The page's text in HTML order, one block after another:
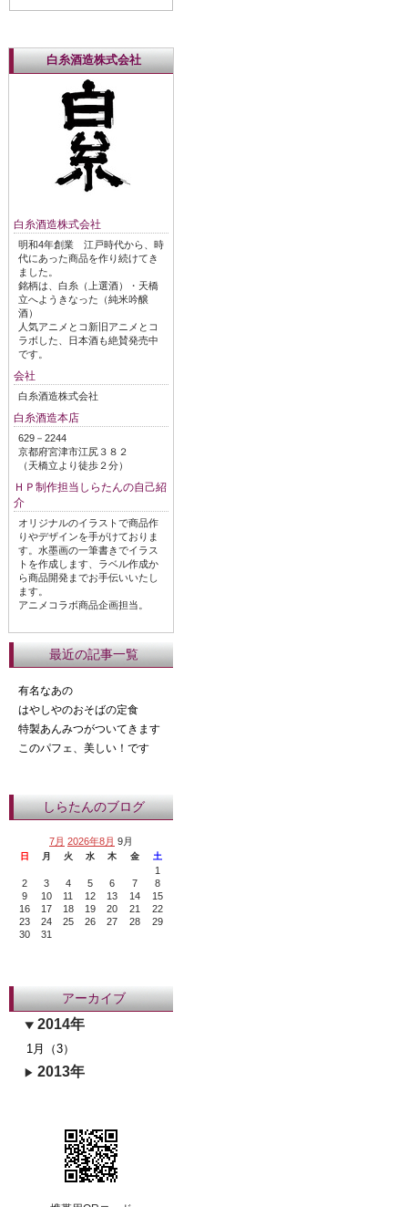
白糸酒造株式会社
白糸酒造株式会社
明和4年創業 江戸時代から、時
代にあった商品を作り続けてき
ました。
銘柄は、白糸（上選酒）・天橋
立へようきなった（純米吟醸
酒）
人気アニメとコ新旧アニメとコ
ラボした、日本酒も絶賛発売中
です。
会社
白糸酒造株式会社
白糸酒造本店
629－2244
京都府宮津市江尻３８２
（天橋立より徒歩２分）
ＨＰ制作担当しらたんの自己紹
介
オリジナルのイラストで商品作
りやデザインを手がけておりま
す。水墨画の一筆書きでイラス
トを作成します、ラベル作成か
ら商品開発までお手伝いいたし
ます。
アニメコラボ商品企画担当。
最近の記事一覧
有名なあの
はやしやのおそばの定食
特製あんみつがついてきます
このパフェ、美しい！です
しらたんのブログ
7月 2026年8月 9月
日 月 火 水 木 金 土
1
2
3 4 5 6 7
8
9
10 11 12 13 14
15
16
17 18 19 20 21
22
23
24 25 26 27 28
29
30
31
アーカイブ
2014年
1月（3）
2013年